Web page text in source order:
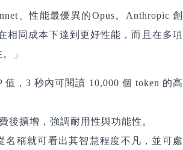
、性能最優異的Opus。Anthropic 創
相同成本下達到更好性能，而且在多項
」
，3 秒內可閱讀 10,000 個 token 的高
後擴增，強調耐用性與功能性。
名稱就可看出其智慧程度不凡，並可處